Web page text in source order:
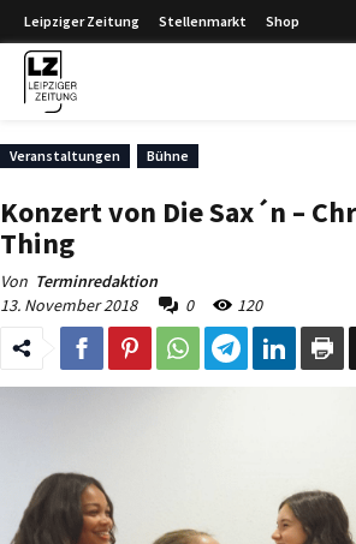
Leipziger Zeitung Stellenmarkt Shop
Veranstaltungen Bühne
Konzert von Die Sax´n –
Thing
Von Terminredaktion
13. November 2018
0 120